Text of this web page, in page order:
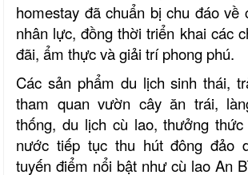
homestay đã chuẩn bị chu đáo về
nhân lực, đồng thời triển khai các
đãi, ẩm thực và giải trí phong phú.
Các sản phẩm du lịch sinh thái,
tham quan vườn cây ăn trái,
thống, du lịch cù lao, thưởng
nước tiếp tục thu hút đông đảo
tuyến điểm nổi bật như cù lao An